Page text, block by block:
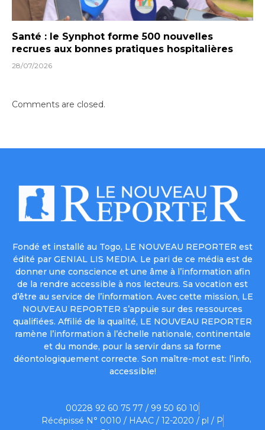
Santé : le Synphot forme 500 nouvelles
recrues aux bonnes pratiques hospitalières
28/07/2026
Comments are closed.
Fondé et installé au Togo, LE NOUVEAU REPORTER est
édité par GENIAL LIS MEDIA. Le pari de ce média est de
donner une conscience et une âme à l’information afin
de la rendre accessible à nos lecteurs. Sa vocation est
d’être au service de l’information. Avec cette mission, LE
NOUVEAU REPORTER s’appuie sur des ressources
qualifiées. Affilié de la qualité, LE NOUVEAU REPORTER
ramène l’information à l’échelle nationale, continentale
et du monde, pour la servir dans sa forme
déontologiquement correcte. Son maître-mot est: l’info,
accessible!
00228 92 60 75 77 / 99 50 60 10
Récépissé N° 0010 / HAAC / 12-2020 / pl / P